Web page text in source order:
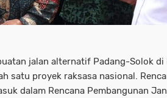
jalan alternatif Padang-Solok di
satu proyek raksasa nasional.
dalam Rencana Pembangunan